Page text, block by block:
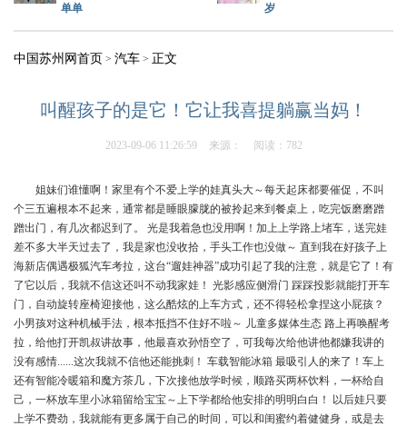
单单
岁
中国苏州网首页 > 汽车 > 正文
叫醒孩子的是它！它让我喜提躺赢当妈！
2023-09-06 11:26:59 来源： 阅读：782
姐妹们谁懂啊！家里有个不爱上学的娃真头大～每天起床都要催促，不叫
个三五遍根本不起来，通常都是睡眼朦胧的被拎起来到餐桌上，吃完饭磨磨蹭
蹭出门，有几次都迟到了。 光是我着急也没用啊！加上上学路上堵车，送完娃
差不多大半天过去了，我是家也没收拾，手头工作也没做～ 直到我在好孩子上
海新店偶遇极狐汽车考拉，这台“遛娃神器”成功引起了我的注意，就是它了！有
了它以后，我就不信这还叫不动我家娃！ 光影感应侧滑门 踩踩投影就能打开车
门，自动旋转座椅迎接他，这么酷炫的上车方式，还不得轻松拿捏这小屁孩？
小男孩对这种机械手法，根本抵挡不住好不啦～ 儿童多媒体生态 路上再唤醒考
拉，给他打开凯叔讲故事，他最喜欢孙悟空了，可我每次给他讲他都嫌我讲的
没有感情......这次我就不信他还能挑刺！ 车载智能冰箱 最吸引人的来了！车上
还有智能冷暖箱和魔方茶几，下次接他放学时候，顺路买两杯饮料，一杯给自
己，一杯放车里小冰箱留给宝宝～上下学都给他安排的明明白白！ 以后娃只要
上学不费劲，我就能有更多属于自己的时间，可以和闺蜜约着健健身，或是去